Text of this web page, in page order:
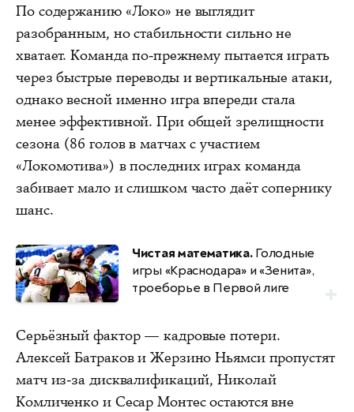
По содержанию «Локо» не выглядит
разобранным, но стабильности сильно не
хватает. Команда по-прежнему пытается играть
через быстрые переводы и вертикальные атаки,
однако весной именно игра впереди стала
менее эффективной. При общей зрелищности
сезона (86 голов в матчах с участием
«Локомотива») в последних играх команда
забивает мало и слишком часто даёт сопернику
шанс.
Чистая математика.Голодные
игры «Краснодара» и «Зенита»,
троеборье в Первой лиге
Серьёзный фактор — кадровые потери.
Алексей Батраков и Жерзино Ньямси пропустят
матч из-за дисквалификаций, Николай
Комличенко и Сесар Монтес остаются вне